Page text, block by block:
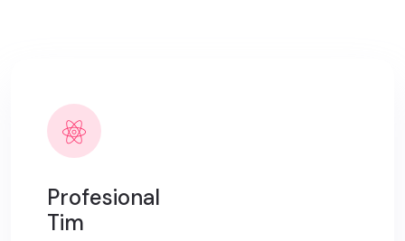
Profesional
Tim